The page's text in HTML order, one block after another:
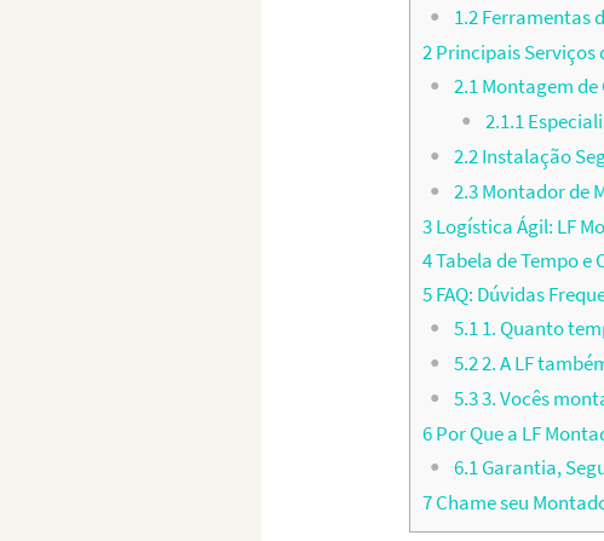
1.2Ferramentas
2Principais Serviços
2.1Montagem de
2.1.1
2.2Instalação
2.3Montador de
3Logística Ágil: LF
4Tabela de Tempo e
5FAQ: Dúvidas
5.11. Quanto
5.22. A LF
5.33. Vocês
6Por Que a LF
6.1Garantia,
7Chame seu